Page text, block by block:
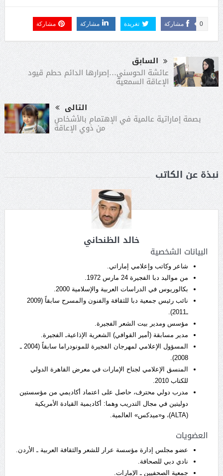
مشاركة 0 تغريدة مشاركة مشاركة
السابق
عائشة الحوسني…إصرارها الدائم حطم قيود
الإعاقة السمعية
التالى
بصمة إماراتية عالمية في الإهتمام بالأشخاص
من ذوي الإعاقة
نبذة عن الكاتب
خالد الظنحاني
البيانات الشخصية
شاعر وكاتب وإعلامي إماراتي.
من مواليد دبا الفجيرة 24 مارس 1972.
بكالوريوس في الدراسات العربية والإسلامية 2000.
نائب رئيس جمعية دبا للثقافة والفنون والمسرح سابقاً (2009
ـ2011).
مؤسس ومدير بيت الشعر الفجيرة.
مدير مسابقة (أمير القوافي) الشعرية الإذاعيةـ الفجيرة.
المسؤول الإعلامي لمهرجان الفجيرة للمونودراما سابقاً (2004 ـ
2008).
المنسق الإعلامي لجناح الإمارات في معرض القاهرة الدولي
للكتاب 2010.
مدرب دولي محترف، حاصل على اعتماد أكاديمي من مؤسستين
دوليتين في مجال التدريب وهما: أكاديمية القيادة الأمريكية
(ALTA)، و«ميدكس» العالمية.
العضويات
عضو مجلس إدارة مؤسسة عرار للشعر والثقافة العربية ـ الأردن.
نادي دبي للصحافة.
جمعية الصحفيين ـ الإمارات.